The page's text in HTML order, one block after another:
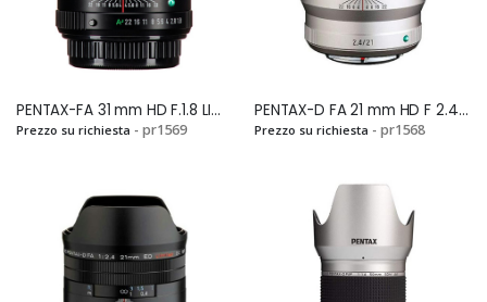
PENTAX-FA 31 mm HD F.1.8 LIMITED BLACKSi
Prezzo su richiesta - pr1569
PENTAX-D FA 21 mm HD F 2.4 ED Ltd DC WR SILVERSi
Prezzo su richiesta - pr1568